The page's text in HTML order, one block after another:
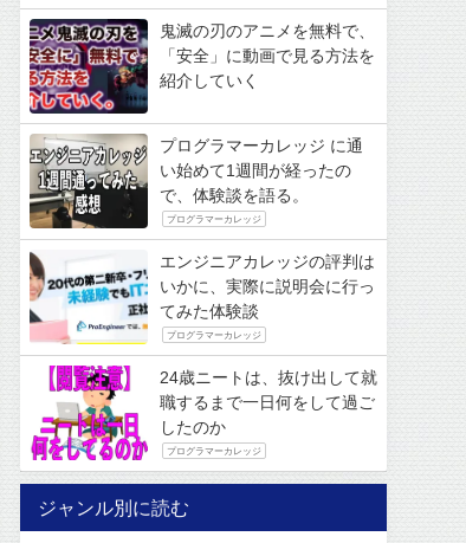
鬼滅の刃のアニメを無料で、
「安全」に動画で見る方法を
紹介していく
プログラマーカレッジ に通
い始めて1週間が経ったの
で、体験談を語る。
プログラマーカレッジ
エンジニアカレッジの評判は
いかに、実際に説明会に行っ
てみた体験談
プログラマーカレッジ
24歳ニートは、抜け出して就
職するまで一日何をして過ご
したのか
プログラマーカレッジ
ジャンル別に読む